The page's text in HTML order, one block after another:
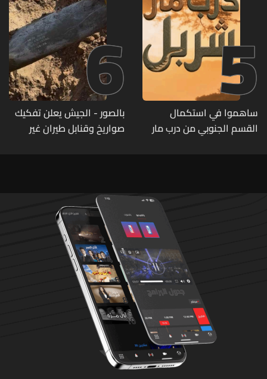
5
ساهموا في استكمال
القسم الجنوبي من درب مار
6
بالصور - الجيش يعلن تفكيك
صواريخ وقنابل طيران غير